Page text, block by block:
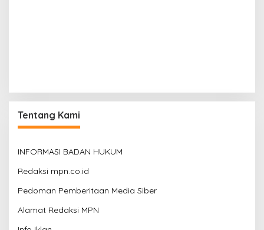
Tentang Kami
INFORMASI BADAN HUKUM
Redaksi mpn.co.id
Pedoman Pemberitaan Media Siber
Alamat Redaksi MPN